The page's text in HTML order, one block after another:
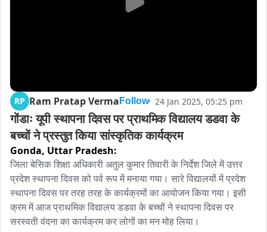
RP Ram Pratap Verma Follow 24 Jan 2025, 05:25 pm
गोंडाः यूपी स्थापना दिवस पर प्राथमिक विद्यालय डडवा के
बच्चों ने प्रस्तुत किया सांस्कृतिक कार्यक्रम
Gonda, Uttar Pradesh:
जिला बेसिक शिक्षा अधिकारी अतुल कुमार तिवारी के निर्देश जिले में उत्तर
प्रदेश स्थापना दिवस को पर्व रूप में मनाया गया। सारे विद्यालयों में प्रदेश
स्थापना दिवस पर तरह तरह के कार्यक्रमों का आयोजन किया गया। इसी
क्रम में आज प्राथमिक विद्यालय डडवा के बच्चों ने स्थापना दिवस पर
सरस्वती वंदना का कार्यक्रम कर लोगों का मन मोह लिया।